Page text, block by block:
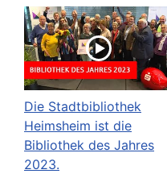
Die Stadtbibliothek
Heimsheim ist die
Bibliothek des Jahres
2023.